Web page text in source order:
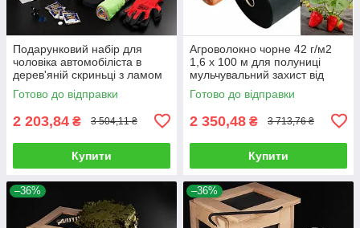
Подарунковий набір для
чоловіка автомобіліста в
дерев'яній скриньці з ламом
Подарунок автолюбству
Готово до відправки
2 203,84 ₴ 3 504,11 ₴
Купити
Агроволокно чорне 42 г/м2
1,6 х 100 м для полуниці
мульчувальний захист від
бур'янів Чехія
Готово до відправки
2 350,48 ₴ 3 713,76 ₴
Купити
–36% –36%